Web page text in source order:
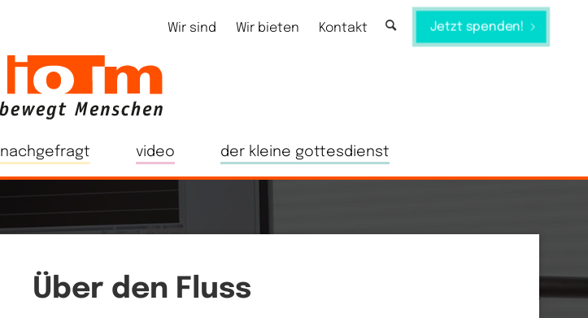
Wir sind Wir bieten Kontakt Jetzt spenden!
nachgefragt video der kleine gottesdienst
Über den Fluss